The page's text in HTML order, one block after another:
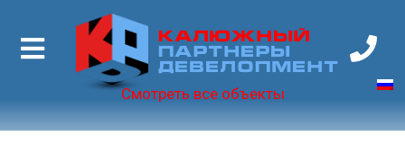
Калюжный
Партнеры
Девелопмент
Смотреть все объекты